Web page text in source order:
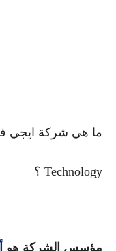
Technology ؟
مؤسس الشركة هو